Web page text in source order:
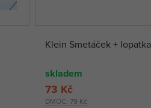
Klein Smetáček + lopatka
skladem
DMOC: 79 Kč
73 Kč